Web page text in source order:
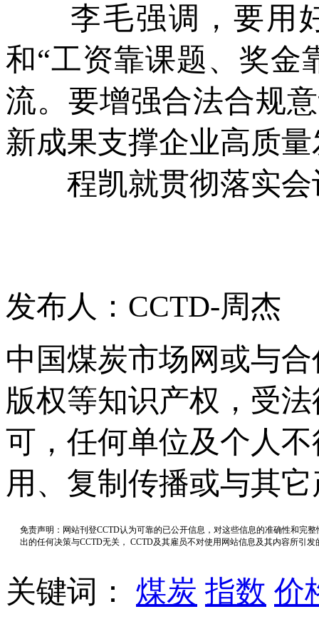
李毛强调，要用好
和“工资靠课题、奖金
流。要增强合法合规
新成果支撑企业高质
程凯就贯彻落实会
发布人：CCTD-周杰
中国煤炭市场网或与
版权等知识产权，受
可，任何单位及个人
用、复制传播或与其
免责声明：网站刊登CCTD认为可靠的已公开信息，对这些信息的准确性和完
出的任何决策与CCTD无关， CCTD及其雇员不对使用网站信息及其内容所引
关键词： 煤炭 指数 价